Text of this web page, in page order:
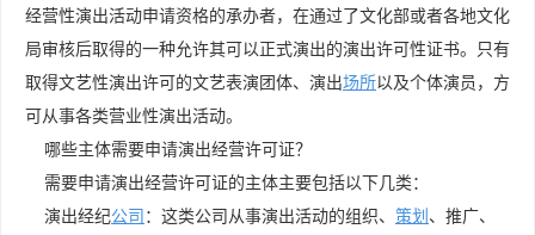
经营性演出活动申请资格的承办者，在通过了文化部或者各地文化
局审核后取得的一种允许其可以正式演出的演出许可性证书。只有
取得文艺性演出许可的文艺表演团体、演出场所以及个体演员，方
可从事各类营业性演出活动。
哪些主体需要申请演出经营许可证？
需要申请演出经营许可证的主体主要包括以下几类：
演出经纪公司：这类公司从事演出活动的组织、 策划、推广、